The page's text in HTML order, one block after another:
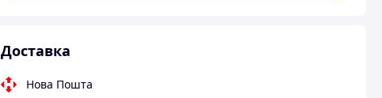
Доставка
Нова Пошта